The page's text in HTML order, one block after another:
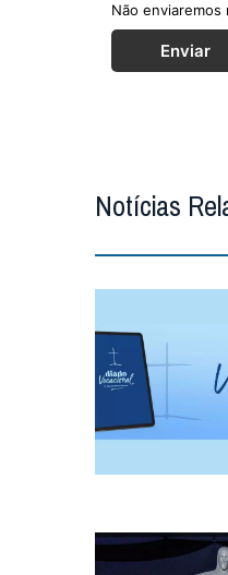
Não
Enviar
Notícias